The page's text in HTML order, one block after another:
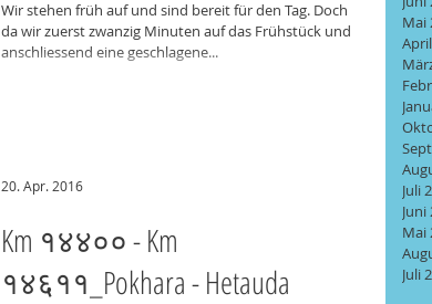
Wir stehen früh auf und sind bereit für den Tag. Doch
da wir zuerst zwanzig Minuten auf das Frühstück und
anschliessend eine geschlagene...
Km १४४०० - Km
१४६११_Pokhara - Hetauda
20. Apr. 2016
Mai
Juli
Juni
Mai
Juli